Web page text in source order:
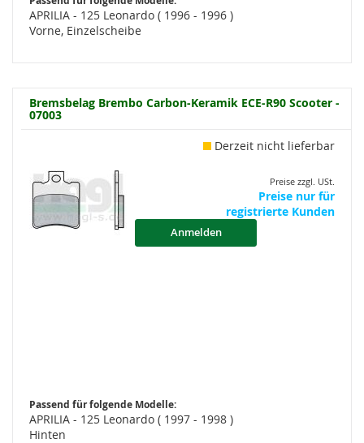
APRILIA - 125 Leonardo ( 1996 - 1996 )
Vorne, Einzelscheibe
Bremsbelag Brembo Carbon-Keramik ECE-R90 Scooter -
07003
Derzeit nicht lieferbar
Preise zzgl. USt.
Preise nur für
registrierte Kunden
Anmelden
Passend für folgende Modelle:
APRILIA - 125 Leonardo ( 1997 - 1998 )
Hinten